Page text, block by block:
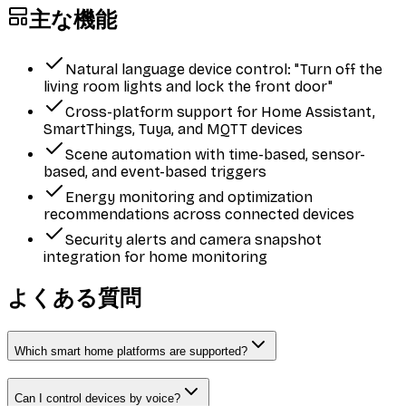
主な機能
Natural language device control: "Turn off the
living room lights and lock the front door"
Cross-platform support for Home Assistant,
SmartThings, Tuya, and MQTT devices
Scene automation with time-based, sensor-
based, and event-based triggers
Energy monitoring and optimization
recommendations across connected devices
Security alerts and camera snapshot
integration for home monitoring
よくある質問
Which smart home platforms are supported?
Can I control devices by voice?